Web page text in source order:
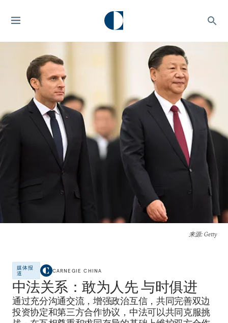
来源: Getty
媒体报
道
CARNEGIE CHINA
中法关系：敢为人先 与时俱进
通过充分沟通交流，增强政治互信，共同完善双边
投资协定和第三方合作协议，中法可以共同克服挑